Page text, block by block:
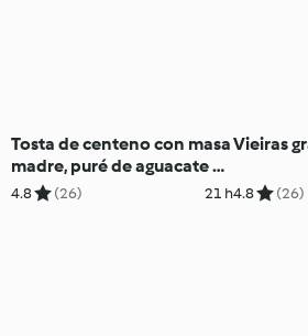
Tosta de centeno con masa
madre, puré de aguacate y
huevo mollet
4.8 (26) 21 h
Vieiras
4.8 (26)